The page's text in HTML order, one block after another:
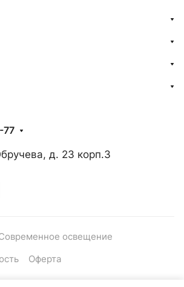
77
д. 23 корп.3
освещение
Оферта